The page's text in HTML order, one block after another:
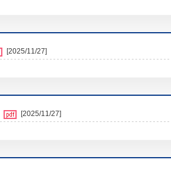
[2025/11/27]
[2025/11/27]